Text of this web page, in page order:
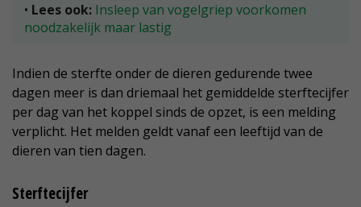
• Lees ook: Insleep van vogelgriep voorkomen
noodzakelijk maar lastig
Indien de sterfte onder de dieren gedurende twee
dagen meer is dan driemaal het gemiddelde sterftecijfer
per dag van het koppel sinds de opzet, is een melding
verplicht. Het melden geldt vanaf een leeftijd van de
dieren van tien dagen.
Sterftecijfer